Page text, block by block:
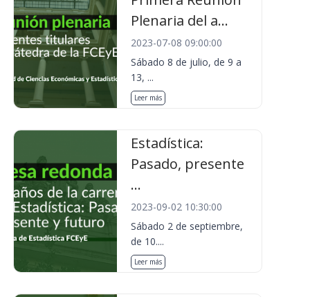
Plenaria del a...
2023-07-08 09:00:00
Sábado 8 de julio, de 9 a
13, ...
Leer más
Estadística:
Pasado, presente
...
2023-09-02 10:30:00
Sábado 2 de septiembre,
de 10....
Leer más